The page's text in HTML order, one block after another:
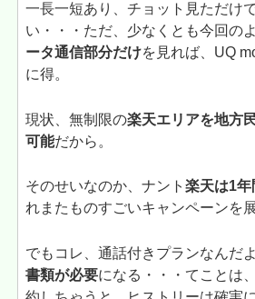
一長一短あり、チョット見ただけ
い・・・ただ、少なくとも今回の
ータ通信部分だけを見れば、UQ
に得。
現状、無制限の楽天エリアを地方
可能だから。
そのせいなのか、ナント楽天は1年
れまたものすごいキャンペーンを
でもコレ、通話付きプランなんだ
書類が必要になる・・・てことは